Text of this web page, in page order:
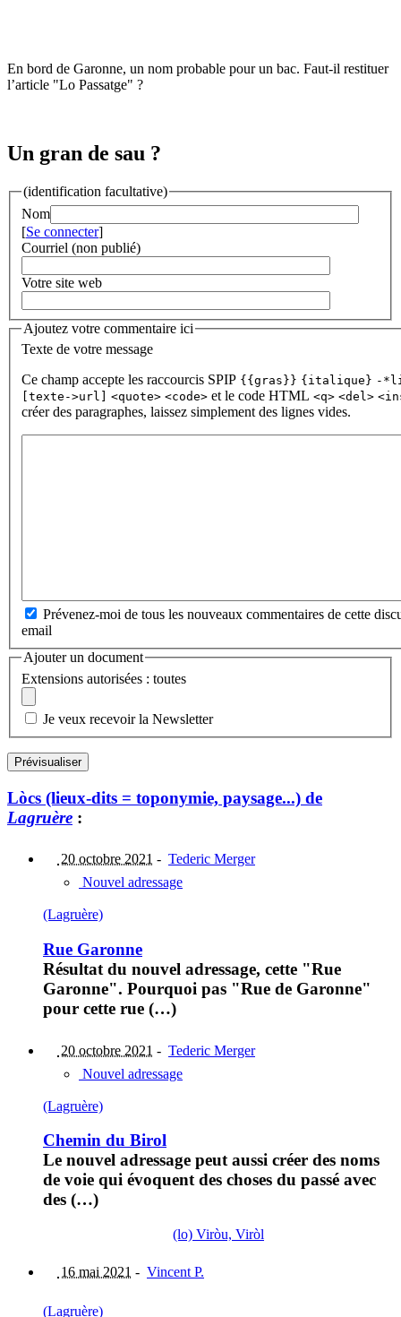
En bord de Garonne, un nom probable pour un bac. Faut-il restituer
l’article "Lo Passatge" ?
Un gran de sau ?
(identification facultative)
Nom
[Se connecter]
Courriel (non publié)
Votre site web
Ajoutez votre commentaire ici
Texte de votre message
Ce champ accepte les raccourcis SPIP {{gras}} {italique} -
[texte->url]
<quote> <code> et le code HTML <q> <del>
créer des paragraphes, laissez simplement des lignes vides.
Prévenez-moi de tous les nouveaux commentaires de cette
email
Ajouter un document
Extensions autorisées : toutes
Je veux recevoir la Newsletter
Lòcs (lieux-dits = toponymie, paysage...) de
Lagruère :
20 octobre 2021 - Tederic Merger
Nouvel adressage
(Lagruère)
Rue Garonne
Résultat du nouvel adressage, cette "Rue
Garonne". Pourquoi pas "Rue de Garonne"
pour cette rue (…)
20 octobre 2021 - Tederic Merger
Nouvel adressage
(Lagruère)
Chemin du Birol
Le nouvel adressage peut aussi créer des noms
de voie qui évoquent des choses du passé avec
des (…)
(lo) Viròu, Viròl
16 mai 2021 - Vincent P.
(Lagruère)